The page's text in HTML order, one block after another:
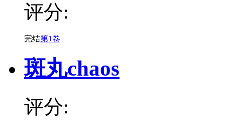
评分:
完结第1卷
斑丸chaos
评分: